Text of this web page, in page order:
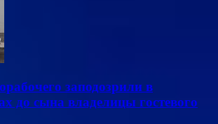
заподозрили в
до сына владелицы гостевого